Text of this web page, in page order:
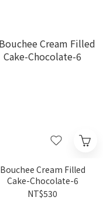
Bouchee Cream Filled
Cake-Chocolate-6
NT$530